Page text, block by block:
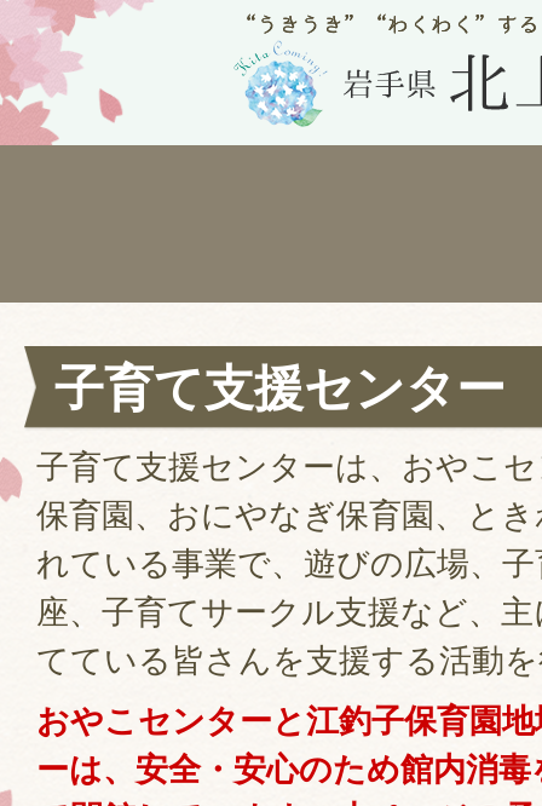
子育て支援センター
子育て支援センターは、おやこ
保育園、おにやなぎ保育園、と
れている事業で、遊びの広場、
座、子育てサークル支援など、
てている皆さんを支援する活動
おやこセンターと江釣子保育園
ーは、安全・安心のため館内消